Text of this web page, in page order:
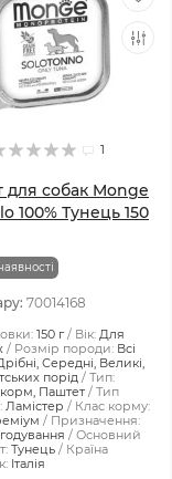
1
для собак Monge
100% Тунeць 150
70014168
150 г Вік: Для
Розмір породи: Всі
Середні, Великі,
порід
Тип:
Паштет
Тип
Ламістер
Клас корму:
Призначення:
Основний
Тунець
Країна
Італія